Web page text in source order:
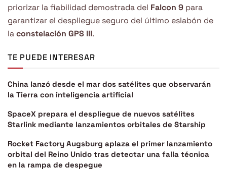
priorizar la fiabilidad demostrada del Falcon 9 para
garantizar el despliegue seguro del último eslabón de
laconstelación GPS III.
TE PUEDE INTERESAR
China lanzó desde el mar dos satélites que observarán
la Tierra con inteligencia artificial
SpaceX prepara el despliegue de nuevos satélites
Starlink mediante lanzamientos orbitales de Starship
Rocket Factory Augsburg aplaza el primer lanzamiento
orbital del Reino Unido tras detectar una falla técnica
en la rampa de despegue